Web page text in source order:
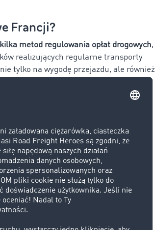
Francji?
kilka metod regulowania opłat drogowych,
realizujących regularne transporty
tylko na wygodę przejazdu, ale również
rozwiązania elektroniczne
konieczności zatrzymywania pojazdu
za pomocą urządzenia pokładowego